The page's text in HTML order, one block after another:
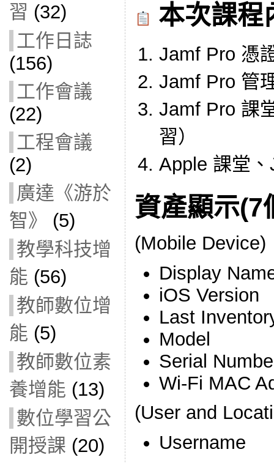
習 (32)
工作日誌
(156)
工作會議
(22)
工程會議
(2)
廣達《游於
智》
(5)
教學科技增
能 (56)
教師數位增
能 (5)
教師數位素
養增能 (13)
數位學習公
開授課 (20)
本次課程
Jamf Pro 憑
Jamf Pro 管
Jamf Pro 課
習）
Apple 課堂
資產顯示(7
(Mobile Device)
Display
iOS Version
Last
Model
Serial
Wi-Fi MAC
(User and
Username